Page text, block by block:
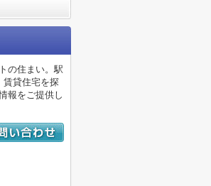
の住まい。駅
賃貸住宅を探
報をご提供し